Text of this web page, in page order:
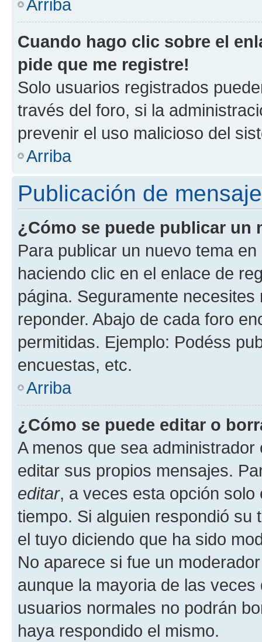
Arriba
Cuando hago clic sobre el
pide que me registre!
Solo usuarios registrados
través del foro, si la
prevenir el uso malicioso del
Arriba
Publicación de
¿Cómo se puede publicar un
Para publicar un nuevo tema
haciendo clic en el enlace de
página. Seguramente
reponder. Abajo de cada foro
permitidas. Ejemplo: Podéss
encuestas, etc.
Arriba
¿Cómo se puede editar o
A menos que sea
editar sus propios mensajes.
editar, a veces esta opción
tiempo. Si alguien respondió
el tuyo diciendo que ha sido
No aparece si fue un
aunque la mayoria de las
usuarios normales no podrán
haya respondido el mismo.